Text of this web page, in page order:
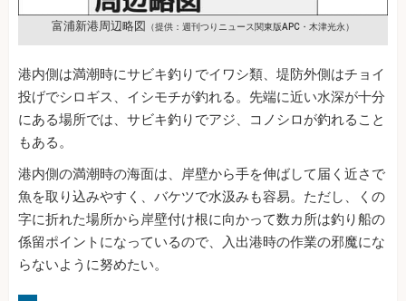
富浦新港周辺略図 （提供：週刊つりニュース関東版APC・木津光永）
港内側は満潮時にサビキ釣りでイワシ類、堤防外側はチョイ
投げでシロギス、イシモチが釣れる。先端に近い水深が十分
にある場所では、サビキ釣りでアジ、コノシロが釣れること
もある。
港内側の満潮時の海面は、岸壁から手を伸ばして届く近さで
魚を取り込みやすく、バケツで水汲みも容易。ただし、くの
字に折れた場所から岸壁付け根に向かって数カ所は釣り船の
係留ポイントになっているので、入出港時の作業の邪魔にな
らないように努めたい。